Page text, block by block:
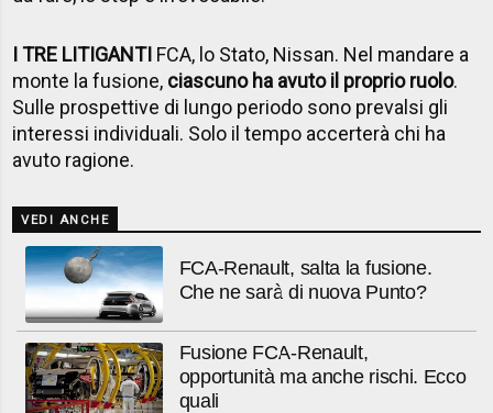
I TRE LITIGANTI FCA, lo Stato, Nissan. Nel mandare a
monte la fusione, ciascuno ha avuto il proprio ruolo.
Sulle prospettive di lungo periodo sono prevalsi gli
interessi individuali. Solo il tempo accerterà chi ha
avuto ragione.
VEDI ANCHE
FCA-Renault, salta la fusione.
Che ne sarà di nuova Punto?
Fusione FCA-Renault,
opportunità ma anche rischi. Ecco
quali